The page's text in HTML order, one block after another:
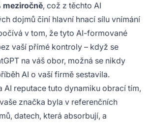
meziročně, což z těchto AI
dojmů činí hlavní hnací sílu vnímání
v tom, že tyto AI-formované
vaší přímé kontroly – když se
na váš obor, možná se nikdy
AI o vaší firmě sestavila.
AI reputace tuto dynamiku obrací tím,
značka byla v referenčních
datech, která absorbují, a